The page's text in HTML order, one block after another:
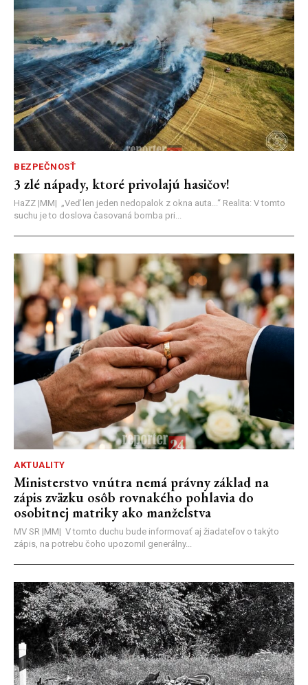
BEZPEČNOSŤ
3 zlé nápady, ktoré privolajú hasičov!
HaZZ |MM| ​„Veď len jeden nedopalok z okna auta...“ ​Realita: V tomto
suchu je to doslova časovaná bomba pri...
AKTUALITY
Ministerstvo vnútra nemá právny základ na
zápis zväzku osôb rovnakého pohlavia do
osobitnej matriky ako manželstva
MV SR |MM| V tomto duchu bude informovať aj žiadateľov o takýto
zápis, na potrebu čoho upozornil generálny...